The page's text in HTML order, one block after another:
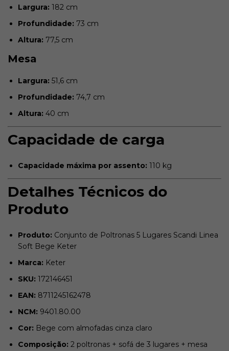
Largura: 182 cm
Profundidade: 73 cm
Altura: 77,5 cm
Mesa
Largura: 51,6 cm
Profundidade: 74,7 cm
Altura: 40 cm
Capacidade de carga
Capacidade máxima por assento: 110 kg
Detalhes Técnicos do
Produto
Produto: Conjunto de Poltronas 5 Lugares Scandi Linea
Soft Bege Keter
Marca: Keter
SKU: 172146451
EAN: 8711245162478
NCM: 9401.80.00
Cor: Bege com almofadas cinza claro
Composição: 2 poltronas + sofá de 3 lugares + mesa